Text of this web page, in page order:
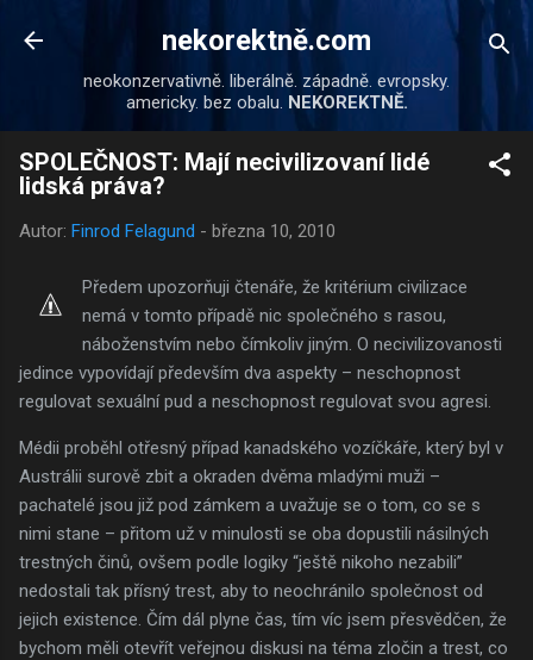
Přeskočit na hlavní obsah
nekorektně.com
neokonzervativně. liberálně. západně. evropsky.
americky. bez obalu. NEKOREKTNĚ.
SPOLEČNOST: Mají necivilizovaní lidé
lidská práva?
Autor: Finrod Felagund - března 10, 2010
Předem upozorňuji čtenáře, že kritérium civilizace
nemá v tomto případě nic společného s rasou,
náboženstvím nebo čímkoliv jiným. O necivilizovanosti
jedince vypovídají především dva aspekty – neschopnost
regulovat sexuální pud a neschopnost regulovat svou agresi.
Médii proběhl otřesný případ kanadského vozíčkáře, který byl v
Austrálii surově zbit a okraden dvěma mladými muži –
pachatelé jsou již pod zámkem a uvažuje se o tom, co se s
nimi stane – přitom už v minulosti se oba dopustili násilných
trestných činů, ovšem podle logiky “ještě nikoho nezabili”
nedostali tak přísný trest, aby to neochránilo společnost od
jejich existence. Čím dál plyne čas, tím víc jsem přesvědčen, že
bychom měli otevřít veřejnou diskusi na téma zločin a trest, co